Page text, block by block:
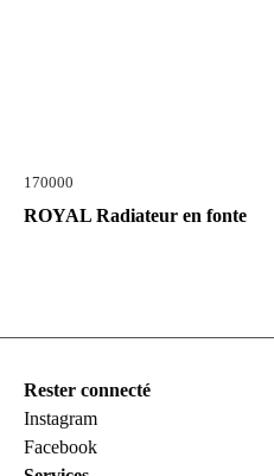
170000
ROYAL Radiateur en fonte
Rester connecté
Instagram
Facebook